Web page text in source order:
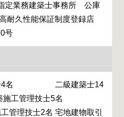
定業務建築士事務所 公庫
耐久性能保証制度登録店
号
士4名 二級建築士14
工管理技士5名
技士2名 宅地建物取引